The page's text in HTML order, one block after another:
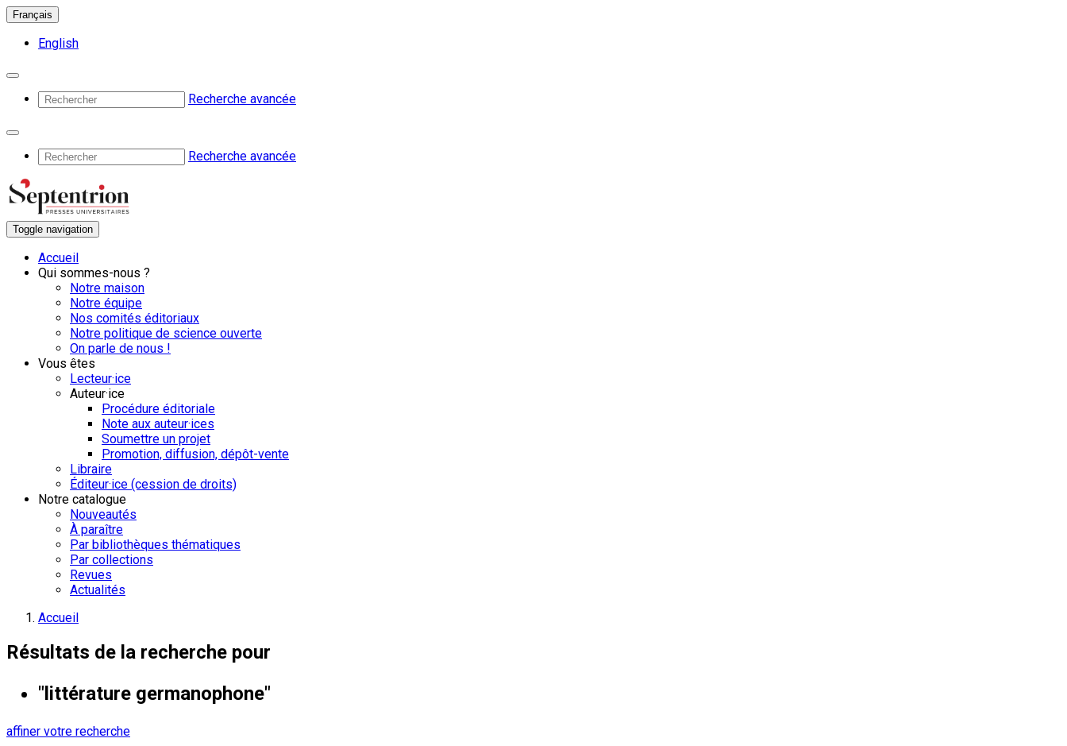
Français
English
Recherche avancée
Recherche avancée
Toggle navigation
Accueil
Qui sommes-nous ?
Notre maison
Notre équipe
Nos comités éditoriaux
Notre politique de science ouverte
On parle de nous !
Vous êtes
Lecteur·ice
Auteur·ice
Procédure éditoriale
Note aux auteur·ices
Soumettre un projet
Promotion, diffusion, dépôt-vente
Libraire
Éditeur·ice (cession de droits)
Notre catalogue
Nouveautés
À paraître
Par bibliothèques thématiques
Par collections
Revues
Actualités
Accueil
Résultats de la recherche pour
"littérature germanophone"
affiner votre recherche